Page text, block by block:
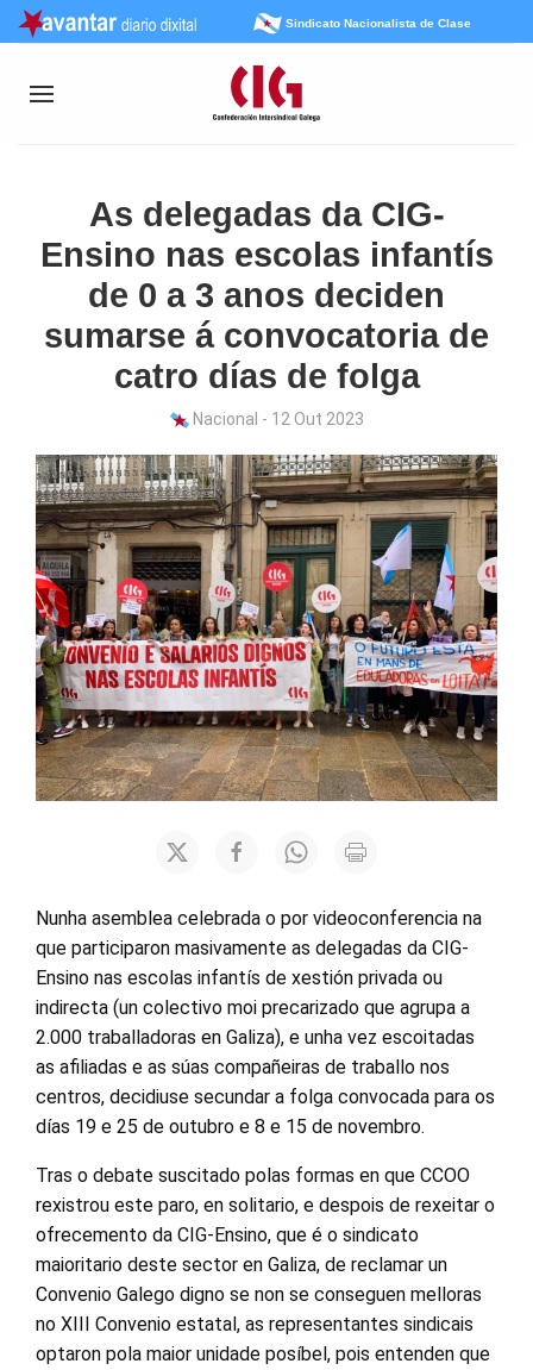
Sindicato Nacionalista de Clase
As delegadas da CIG-
Ensino nas escolas infantís
de 0 a 3 anos deciden
sumarse á convocatoria de
catro días de folga
Nacional - 12 Out 2023
Nunha asemblea celebrada o por videoconferencia na
que participaron masivamente as delegadas da CIG-
Ensino nas escolas infantís de xestión privada ou
indirecta (un colectivo moi precarizado que agrupa a
2.000 traballadoras en Galiza), e unha vez escoitadas
as afiliadas e as súas compañeiras de traballo nos
centros, decidiuse secundar a folga convocada para os
días 19 e 25 de outubro e 8 e 15 de novembro.
Tras o debate suscitado polas formas en que CCOO
rexistrou este paro, en solitario, e despois de rexeitar o
ofrecemento da CIG-Ensino, que é o sindicato
maioritario deste sector en Galiza, de reclamar un
Convenio Galego digno se non se conseguen melloras
no XIII Convenio estatal, as representantes sindicais
optaron pola maior unidade posíbel, pois entenden que